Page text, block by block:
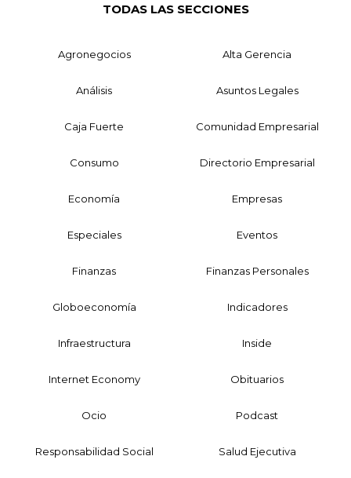
TODAS LAS SECCIONES
Agronegocios Alta Gerencia
Análisis Asuntos Legales
Caja Fuerte Comunidad Empresarial
Consumo Directorio Empresarial
Economía Empresas
Especiales Eventos
Finanzas Finanzas Personales
Globoeconomía Indicadores
Infraestructura Inside
Internet Economy Obituarios
Ocio Podcast
Responsabilidad Social Salud Ejecutiva